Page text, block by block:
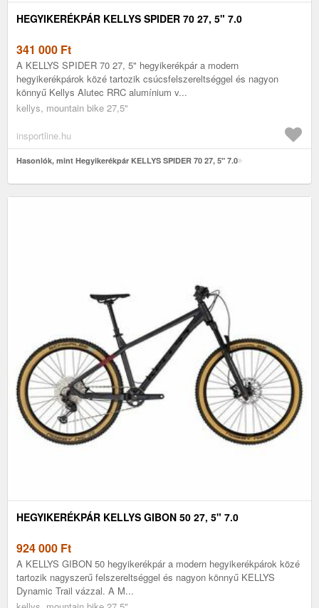
HEGYIKERÉKPÁR KELLYS SPIDER 70 27, 5" 7.0
341 000 Ft
A KELLYS SPIDER 70 27, 5" hegyikerékpár a modern
hegyikerékpárok közé tartozik csúcsfelszereltséggel és nagyon
könnyű Kellys Alutec RRC alumínium v...
kellys, mountain bike 27,5"
insportline.hu
Hasonlók, mint Hegyikerékpár KELLYS SPIDER 70 27, 5" 7.0
HEGYIKERÉKPÁR KELLYS GIBON 50 27, 5" 7.0
924 000 Ft
A KELLYS GIBON 50 hegyikerékpár a modern hegyikerékpárok közé
tartozik nagyszerű felszereltséggel és nagyon könnyű KELLYS
Dynamic Trail vázzal. A M...